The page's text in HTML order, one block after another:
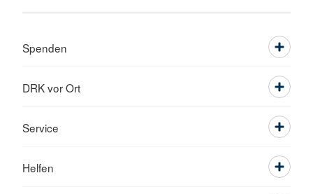
Spenden
DRK vor Ort
Service
Helfen